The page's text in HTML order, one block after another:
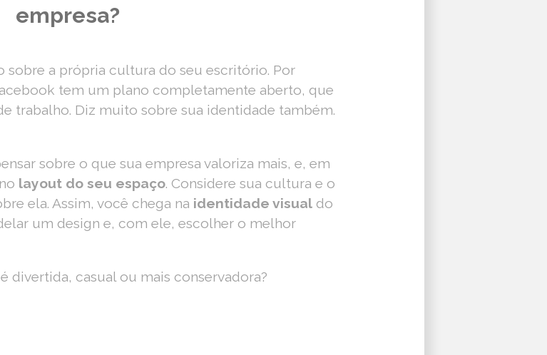
empresa?
sobre a própria cultura do seu escritório. Por
tem um plano completamente aberto, que
trabalho. Diz muito sobre sua identidade também.
sobre o que sua empresa valoriza mais, e, em
layout do seu espaço. Considere sua cultura e o
ela. Assim, você chega na identidade visual do
um design e, com ele, escolher o melhor
divertida, casual ou mais conservadora?